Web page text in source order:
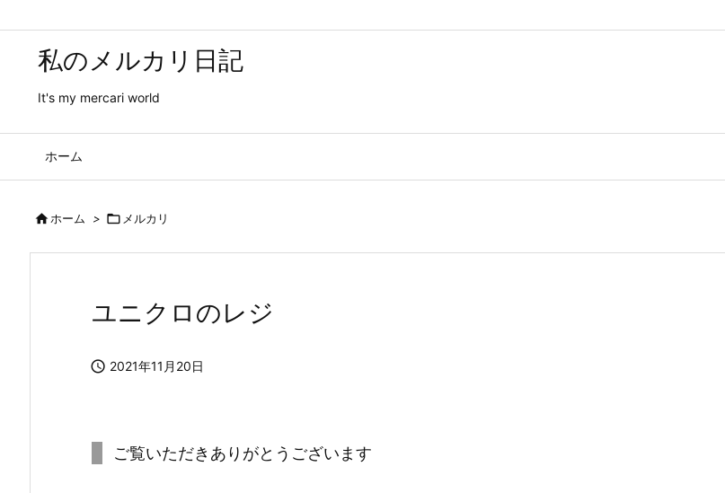
私のメルカリ日記
It's my mercari world
ホーム
ホーム >  メルカリ
ユニクロのレジ
 2021年11月20日
ご覧いただきありがとうございます